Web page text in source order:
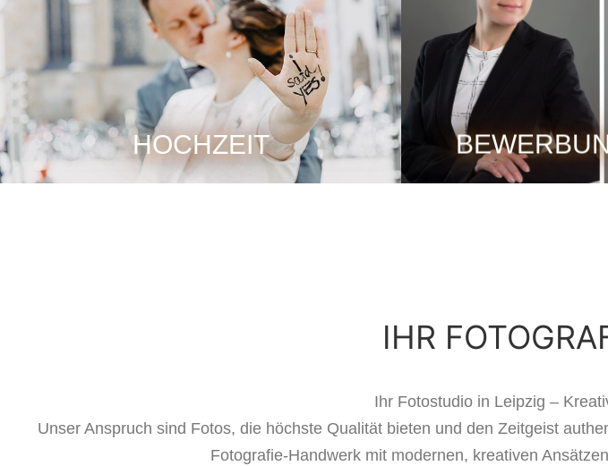
HOCHZEIT
IHR
Ihr Fotostudio in Leipzig –
Unser Anspruch sind Fotos, die höchste Qualität bieten und den Zeitgeist
Fotografie-Handwerk mit modernen, kreativen